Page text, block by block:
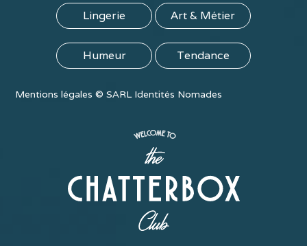
Lingerie Art & Métier
Humeur Tendance
Mentions légales ©SARL Identités Nomades